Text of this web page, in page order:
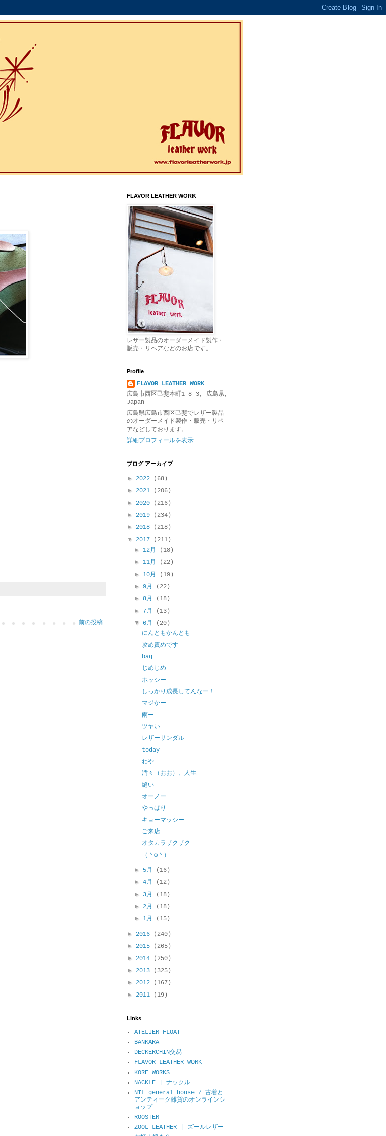
前の投稿
FLAVOR LEATHER WORK
レザー製品のオーダーメイド製作・
販売・リペアなどのお店です。
Profile
FLAVOR LEATHER WORK
広島市西区己斐本町1-8-3, 広島県,
Japan
広島県広島市西区己斐でレザー製品
のオーダーメイド製作・販売・リペ
アなどしております。
詳細プロフィールを表示
ブログ アーカイブ
► 2022
(68)
► 2021
(206)
► 2020
(216)
► 2019
(234)
► 2018
(218)
▼ 2017
(211)
►12月
(18)
►11月
(22)
►10月
(19)
►9月
(22)
►8月
(18)
► 7月
(13)
▼ 6月
(20)
にんともかんとも
攻め責めです
bag
じめじめ
ホッシー
しっかり成長してんなー！
マジかー
雨ー
ツヤい
レザーサンダル
today
わや
汚々（おお）、人生
縫い
オーノー
やっぱり
キョーマッシー
ご来店
オタカラザクザク
（＾ω＾）
► 5月
(16)
►4月
(12)
► 3月
(18)
►2月
(18)
►1月 (15)
► 2016
(240)
► 2015
(265)
► 2014
(250)
► 2013
(325)
► 2012
(167)
► 2011 (19)
Links
ATELIER FLOAT
BANKARA
DECKERCHIN交易
FLAVOR LEATHER WORK
KORE WORKS
NACKLE | ナックル
NIL general house / 古着と
アンティーク雑貨のオンラインシ
ョップ
ROOSTER
ZOOL LEATHER | ズールレザー